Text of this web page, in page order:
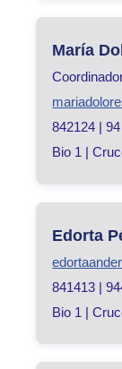
María
842124 |
Bio 1 |
Edorta
841413 |
Bio 1 |